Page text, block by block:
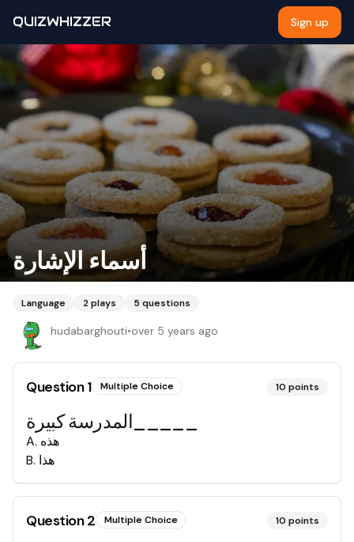
QUIZWHIZZER Sign up
أسماء الإشارة
Language 2plays 5 questions
hudabarghouti•over 5 years ago
Question1 Multiple Choice 10 points
A. هذه
B. هذا
Question2 Multiple Choice 10 points